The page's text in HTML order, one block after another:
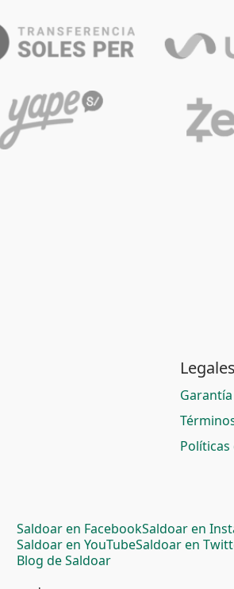
Legales
Garantía
Saldoar en FacebookSaldoar en
Saldoar en YouTubeSaldoar en
Blog de Saldoar